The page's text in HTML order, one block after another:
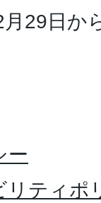
月29日
ー
リティポ